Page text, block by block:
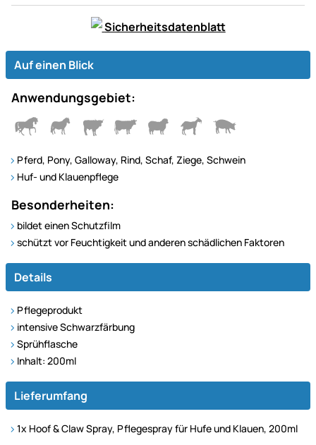
Sicherheitsdatenblatt
Auf einen Blick
Anwendungsgebiet:
Pferd, Pony, Galloway, Rind, Schaf, Ziege, Schwein
Huf- und Klauenpflege
Besonderheiten:
bildet einen Schutzfilm
schützt vor Feuchtigkeit und anderen schädlichen Faktoren
Details
Pflegeprodukt
intensive Schwarzfärbung
Sprühflasche
Inhalt: 200ml
Lieferumfang
1x Hoof & Claw Spray, Pflegespray für Hufe und Klauen, 200ml